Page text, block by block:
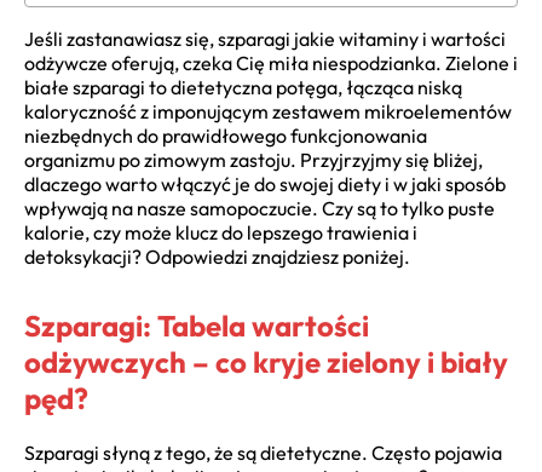
Jeśli zastanawiasz się, szparagi jakie witaminy i wartości
odżywcze oferują, czeka Cię miła niespodzianka. Zielone i
białe szparagi to dietetyczna potęga, łącząca niską
kaloryczność z imponującym zestawem mikroelementów
niezbędnych do prawidłowego funkcjonowania
organizmu po zimowym zastoju. Przyjrzyjmy się bliżej,
dlaczego warto włączyć je do swojej diety i w jaki sposób
wpływają na nasze samopoczucie. Czy są to tylko puste
kalorie, czy może klucz do lepszego trawienia i
detoksykacji? Odpowiedzi znajdziesz poniżej.
Szparagi: Tabela wartości
odżywczych – co kryje zielony i biały
pęd?
Szparagi słyną z tego, że są dietetyczne. Często pojawia